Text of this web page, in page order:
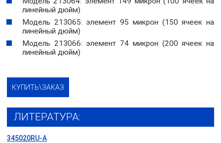
линейный дюйм)
Модель 213065: элемент 95 микрон (150 ячеек на
линейный дюйм)
Модель 213066: элемент 74 микрон (200 ячеек на
линейный дюйм)
КУПИТЬ\ЗАКАЗ
ЛИТЕРАТУРА:
345020RU-A